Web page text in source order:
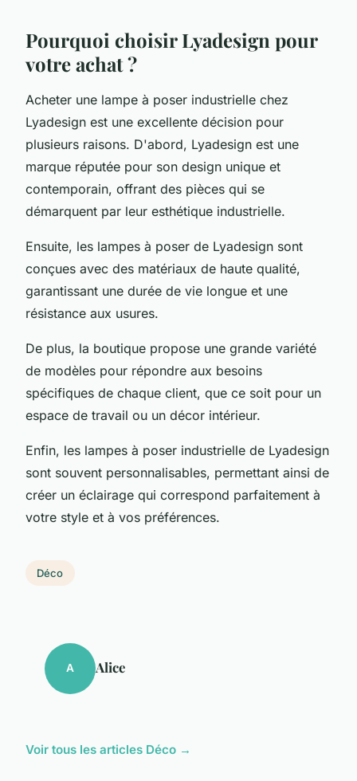
Pourquoi choisir Lyadesign pour
votre achat ?
Acheter une lampe à poser industrielle chez
Lyadesign est une excellente décision pour
plusieurs raisons. D'abord, Lyadesign est une
marque réputée pour son design unique et
contemporain, offrant des pièces qui se
démarquent par leur esthétique industrielle.
Ensuite, les lampes à poser de Lyadesign sont
conçues avec des matériaux de haute qualité,
garantissant une durée de vie longue et une
résistance aux usures.
De plus, la boutique propose une grande variété
de modèles pour répondre aux besoins
spécifiques de chaque client, que ce soit pour un
espace de travail ou un décor intérieur.
Enfin, les lampes à poser industrielle de Lyadesign
sont souvent personnalisables, permettant ainsi de
créer un éclairage qui correspond parfaitement à
votre style et à vos préférences.
Déco
A Alice
Voir tous les articles Déco →